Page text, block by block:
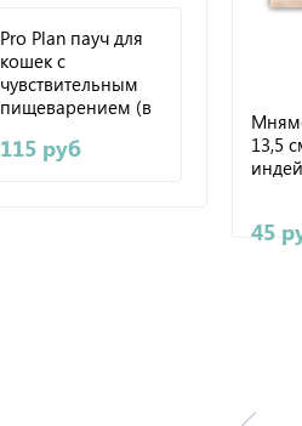
Pro Plan пауч для
кошек с
чувствительным
пищеварением (в
рыбой) 85 г
115 руб
13,5
45